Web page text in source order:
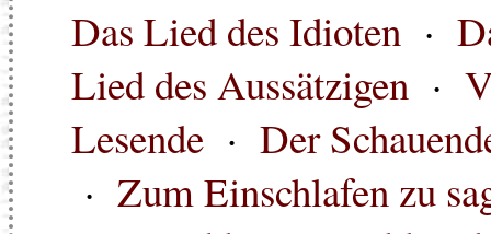
Das Lied des Idioten ·
Lied des Aussätzigen ·
Lesende · Der
· Zum Einschlafen zu